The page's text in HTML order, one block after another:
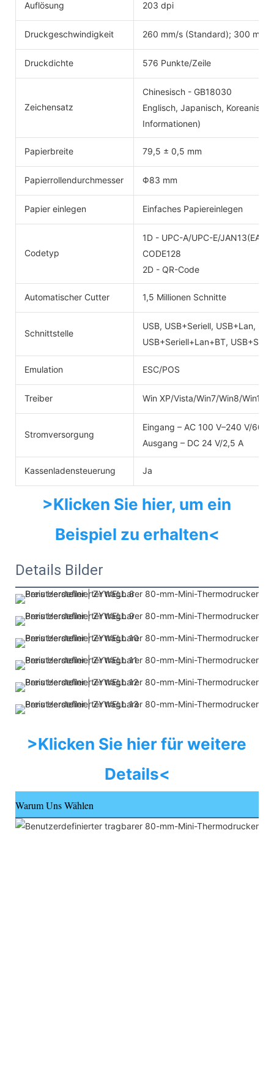
Auflösung 203 dpi
Druckgeschwindigkeit 260 mm/s (Standard); 300 mm/s
Druckdichte 576 Punkte/Zeile
Zeichensatz
Chinesisch - GB18030
Englisch, Japanisch,
Informationen)
Papierbreite 79,5 ± 0,5 mm
Papierrollendurchmesser Φ83 mm
Papier einlegen Einfaches Papiereinlegen
Codetyp
1D - UPC-A/UPC-E/
CODE128
2D - QR-Code
Automatischer Cutter 1,5 Millionen Schnitte
Schnittstelle
USB, USB+Seriell, USB+Lan,
USB+Seriell+Lan+BT,
Emulation ESC/POS
Treiber Win XP/Vista/Win7/Win8/Win10/
Stromversorgung
Eingang – AC 100 V–240 V/60
Ausgang – DC 24 V/2,5 A
Kassenladensteuerung Ja
>Klicken Sie hier, um ein
Beispiel zu erhalten<
Details Bilder
>Klicken Sie hier für weitere
Details<
Warum Uns Wählen